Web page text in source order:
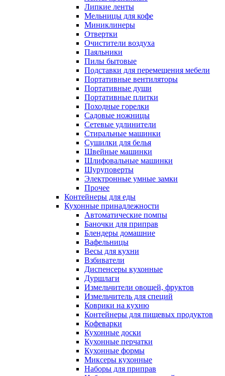
Липкие ленты
Мельницы для кофе
Миниклинеры
Отвертки
Очистители воздуха
Паяльники
Пилы бытовые
Подставки для перемещения мебели
Портативные вентиляторы
Портативные души
Портативные плитки
Походные горелки
Садовые ножницы
Сетевые удлинители
Стиральные машинки
Сушилки для белья
Швейные машинки
Шлифовальные машинки
Шуруповерты
Электронные умные замки
Прочее
Контейнеры для еды
Кухонные принадлежности
Автоматические помпы
Баночки для приправ
Блендеры домашние
Вафельницы
Весы для кухни
Взбиватели
Диспенсеры кухонные
Дуршлаги
Измельчители овощей, фруктов
Измельчитель для специй
Коврики на кухню
Контейнеры для пищевых продуктов
Кофеварки
Кухонные доски
Кухонные перчатки
Кухонные формы
Миксеры кухонные
Наборы для приправ